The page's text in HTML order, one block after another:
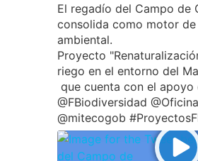
El regadío del Campo de
consolida como motor
ambiental.
Proyecto
riego en el entorno del
que cuenta con el apoyo
@FBiodiversidad
@mitecogob